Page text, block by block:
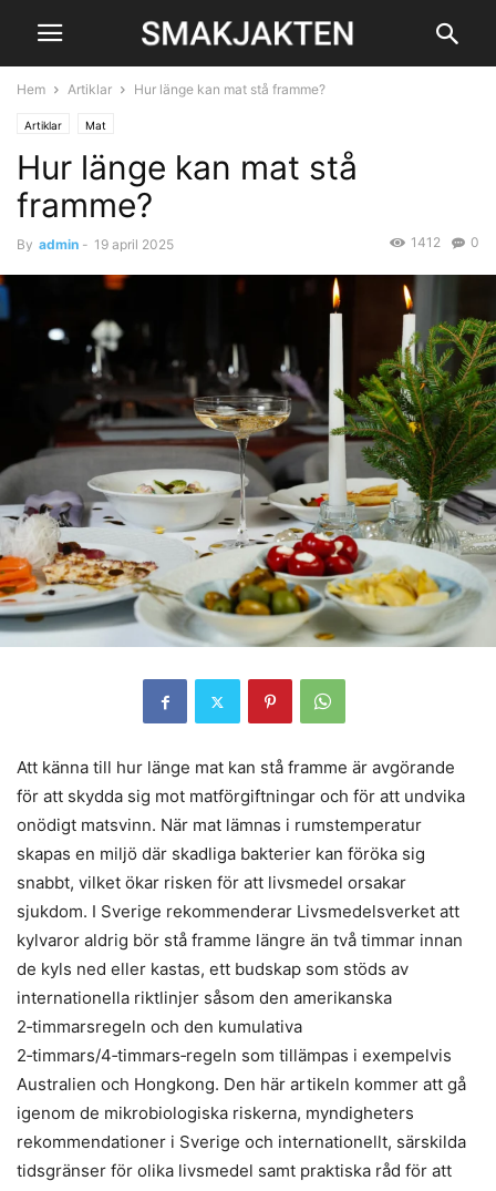
Hem Artiklar Hur länge kan mat stå framme?
Artiklar Mat
Hur länge kan mat stå
framme?
By admin - 19 april 2025 0
1412
Att känna till hur länge mat kan stå framme är avgörande
för att skydda sig mot matförgiftningar och för att undvika
onödigt matsvinn. När mat lämnas i rumstemperatur
skapas en miljö där skadliga bakterier kan föröka sig
snabbt, vilket ökar risken för att livsmedel orsakar
sjukdom. I Sverige rekommenderar Livsmedelsverket att
kylvaror aldrig bör stå framme längre än två timmar innan
de kyls ned eller kastas, ett budskap som stöds av
internationella riktlinjer såsom den amerikanska
2‑timmarsregeln och den kumulativa
2‑timmars/4‑timmars‑regeln som tillämpas i exempelvis
Australien och Hongkong. Den här artikeln kommer att gå
igenom de mikrobiologiska riskerna, myndigheters
rekommendationer i Sverige och internationellt, särskilda
tidsgränser för olika livsmedel samt praktiska råd för att